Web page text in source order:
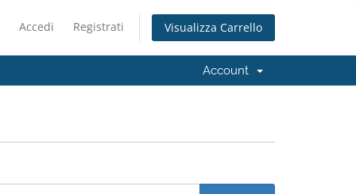
Accedi Registrati Visualizza Carrello
Account